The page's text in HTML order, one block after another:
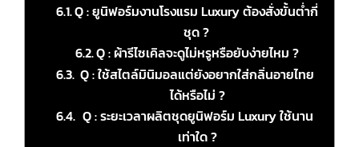
Q : ยูนิฟอร์มงานโรงแรม Luxury ต้องสั่งขั้นต่ำกี่
ชุด ?
Q : ผ้ารีไซเคิลจะดูไม่หรูหรือยับง่ายไหม ?
Q : ใช้สไตล์มินิมอลแต่ยังอยากใส่กลิ่นอายไทย
ได้หรือไม่ ?
Q : ระยะเวลาผลิตชุดยูนิฟอร์ม Luxury ใช้นาน
เท่าใด ?